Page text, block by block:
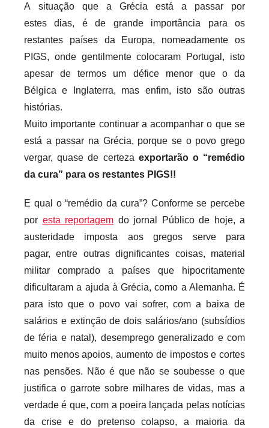
s
A situação que a Grécia está a passar por
estes dias, é de grande importância para os
restantes países da Europa, nomeadamente os
PIGS, onde gentilmente colocaram Portugal, isto
apesar de termos um défice menor que o da
Bélgica e Inglaterra, mas enfim, isto são outras
histórias.
Muito importante continuar a acompanhar o que se
está a passar na Grécia, porque se o povo grego
vergar, quase de certeza exportarão o “remédio
da cura” para os restantes PIGS!!
E qual o “remédio da cura”? Conforme se percebe
por esta reportagem do jornal Público de hoje, a
austeridade imposta aos gregos serve para
pagar, entre outras dignificantes coisas, material
militar comprado a países que hipocritamente
dificultaram a ajuda à Grécia, como a Alemanha. É
para isto que o povo vai sofrer, com a baixa de
salários e extinção de dois salários/ano (subsídios
de féria e natal), desemprego generalizado e com
muito menos apoios, aumento de impostos e cortes
nas pensões. Não é que não se soubesse o que
justifica o garrote sobre milhares de vidas, mas a
verdade é que, com a poeira lançada pelas notícias
da crise e do pretenso colapso, a maioria da